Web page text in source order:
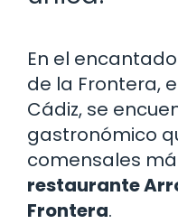
En el
de la Frontera,
Cádiz, se
gastronómico
comensales
restaurante
Frontera.